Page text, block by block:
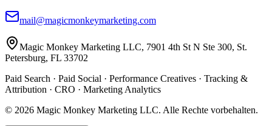
mail@magicmonkeymarketing.com
Magic Monkey Marketing LLC, 7901 4th St N Ste 300, St.
Petersburg, FL 33702
Paid Search · Paid Social · Performance Creatives · Tracking &
Attribution · CRO · Marketing Analytics
© 2026 Magic Monkey Marketing LLC. Alle Rechte vorbehalten.